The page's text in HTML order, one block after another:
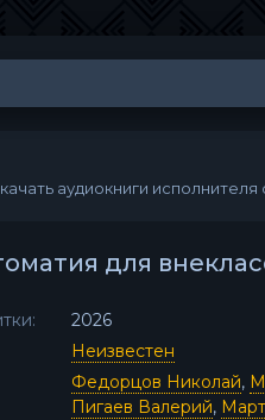
аудиокниги исполнителя
для
2026
Неизвестен
Федорцов Николай,
Пигаев Валерий,